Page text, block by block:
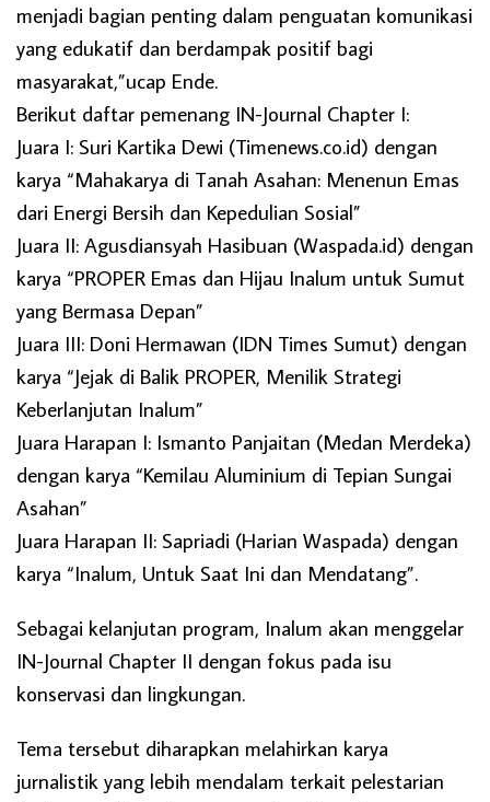
menjadi bagian penting dalam penguatan komunikasi
yang edukatif dan berdampak positif bagi
masyarakat,”ucap Ende.
Berikut daftar pemenang IN-Journal Chapter I:
Juara I: Suri Kartika Dewi (Timenews.co.id) dengan
karya “Mahakarya di Tanah Asahan: Menenun Emas
dari Energi Bersih dan Kepedulian Sosial”
Juara II: Agusdiansyah Hasibuan (Waspada.id) dengan
karya “PROPER Emas dan Hijau Inalum untuk Sumut
yang Bermasa Depan”
Juara III: Doni Hermawan (IDN Times Sumut) dengan
karya “Jejak di Balik PROPER, Menilik Strategi
Keberlanjutan Inalum”
Juara Harapan I: Ismanto Panjaitan (Medan Merdeka)
dengan karya “Kemilau Aluminium di Tepian Sungai
Asahan”
Juara Harapan II: Sapriadi (Harian Waspada) dengan
karya “Inalum, Untuk Saat Ini dan Mendatang”.
Sebagai kelanjutan program, Inalum akan menggelar
IN-Journal Chapter II dengan fokus pada isu
konservasi dan lingkungan.
Tema tersebut diharapkan melahirkan karya
jurnalistik yang lebih mendalam terkait pelestarian